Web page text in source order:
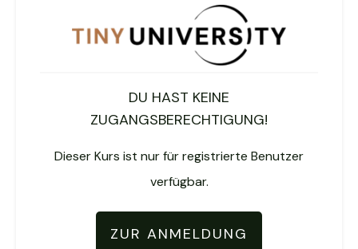
DU HAST KEINE
ZUGANGSBERECHTIGUNG!
Dieser Kurs ist nur für registrierte Benutzer
verfügbar.
ZUR ANMELDUNG